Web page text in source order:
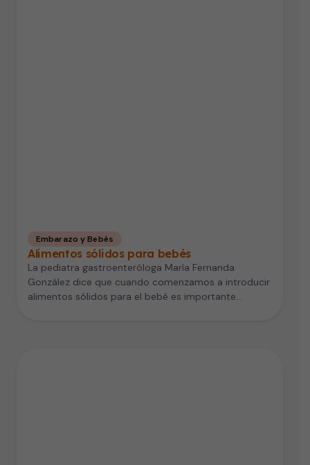
Embarazo y Bebés
Alimentos sólidos para bebés
La pediatra gastroenteróloga María Fernanda
González dice que cuando comenzamos a introducir
alimentos sólidos para el bebé es importante